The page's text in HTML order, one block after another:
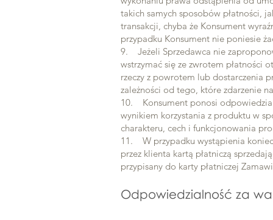
takich samych sposobów płatności,
transakcji, chyba że Konsument
przypadku Konsument nie poniesie
9. Jeżeli Sprzedawca nie
wstrzymać się ze zwrotem płatności
rzeczy z powrotem lub dostarczenia
zależności od tego, które zdarzenie
10. Konsument ponosi
wynikiem korzystania z produktu w
charakteru, cech i funkcjonowania
11. W przypadku wystąpienia
przez klienta kartą płatniczą
przypisany do karty płatniczej
Odpowiedzialność za